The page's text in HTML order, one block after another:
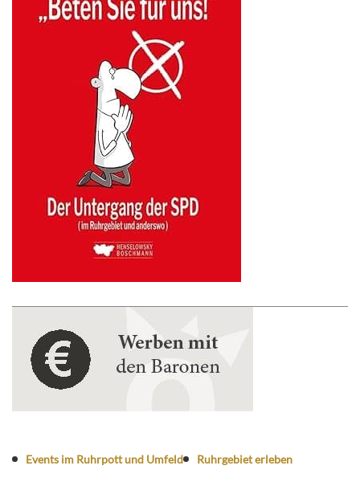
Events im Ruhrpott und Umfeld
Ruhrgebiet erleben